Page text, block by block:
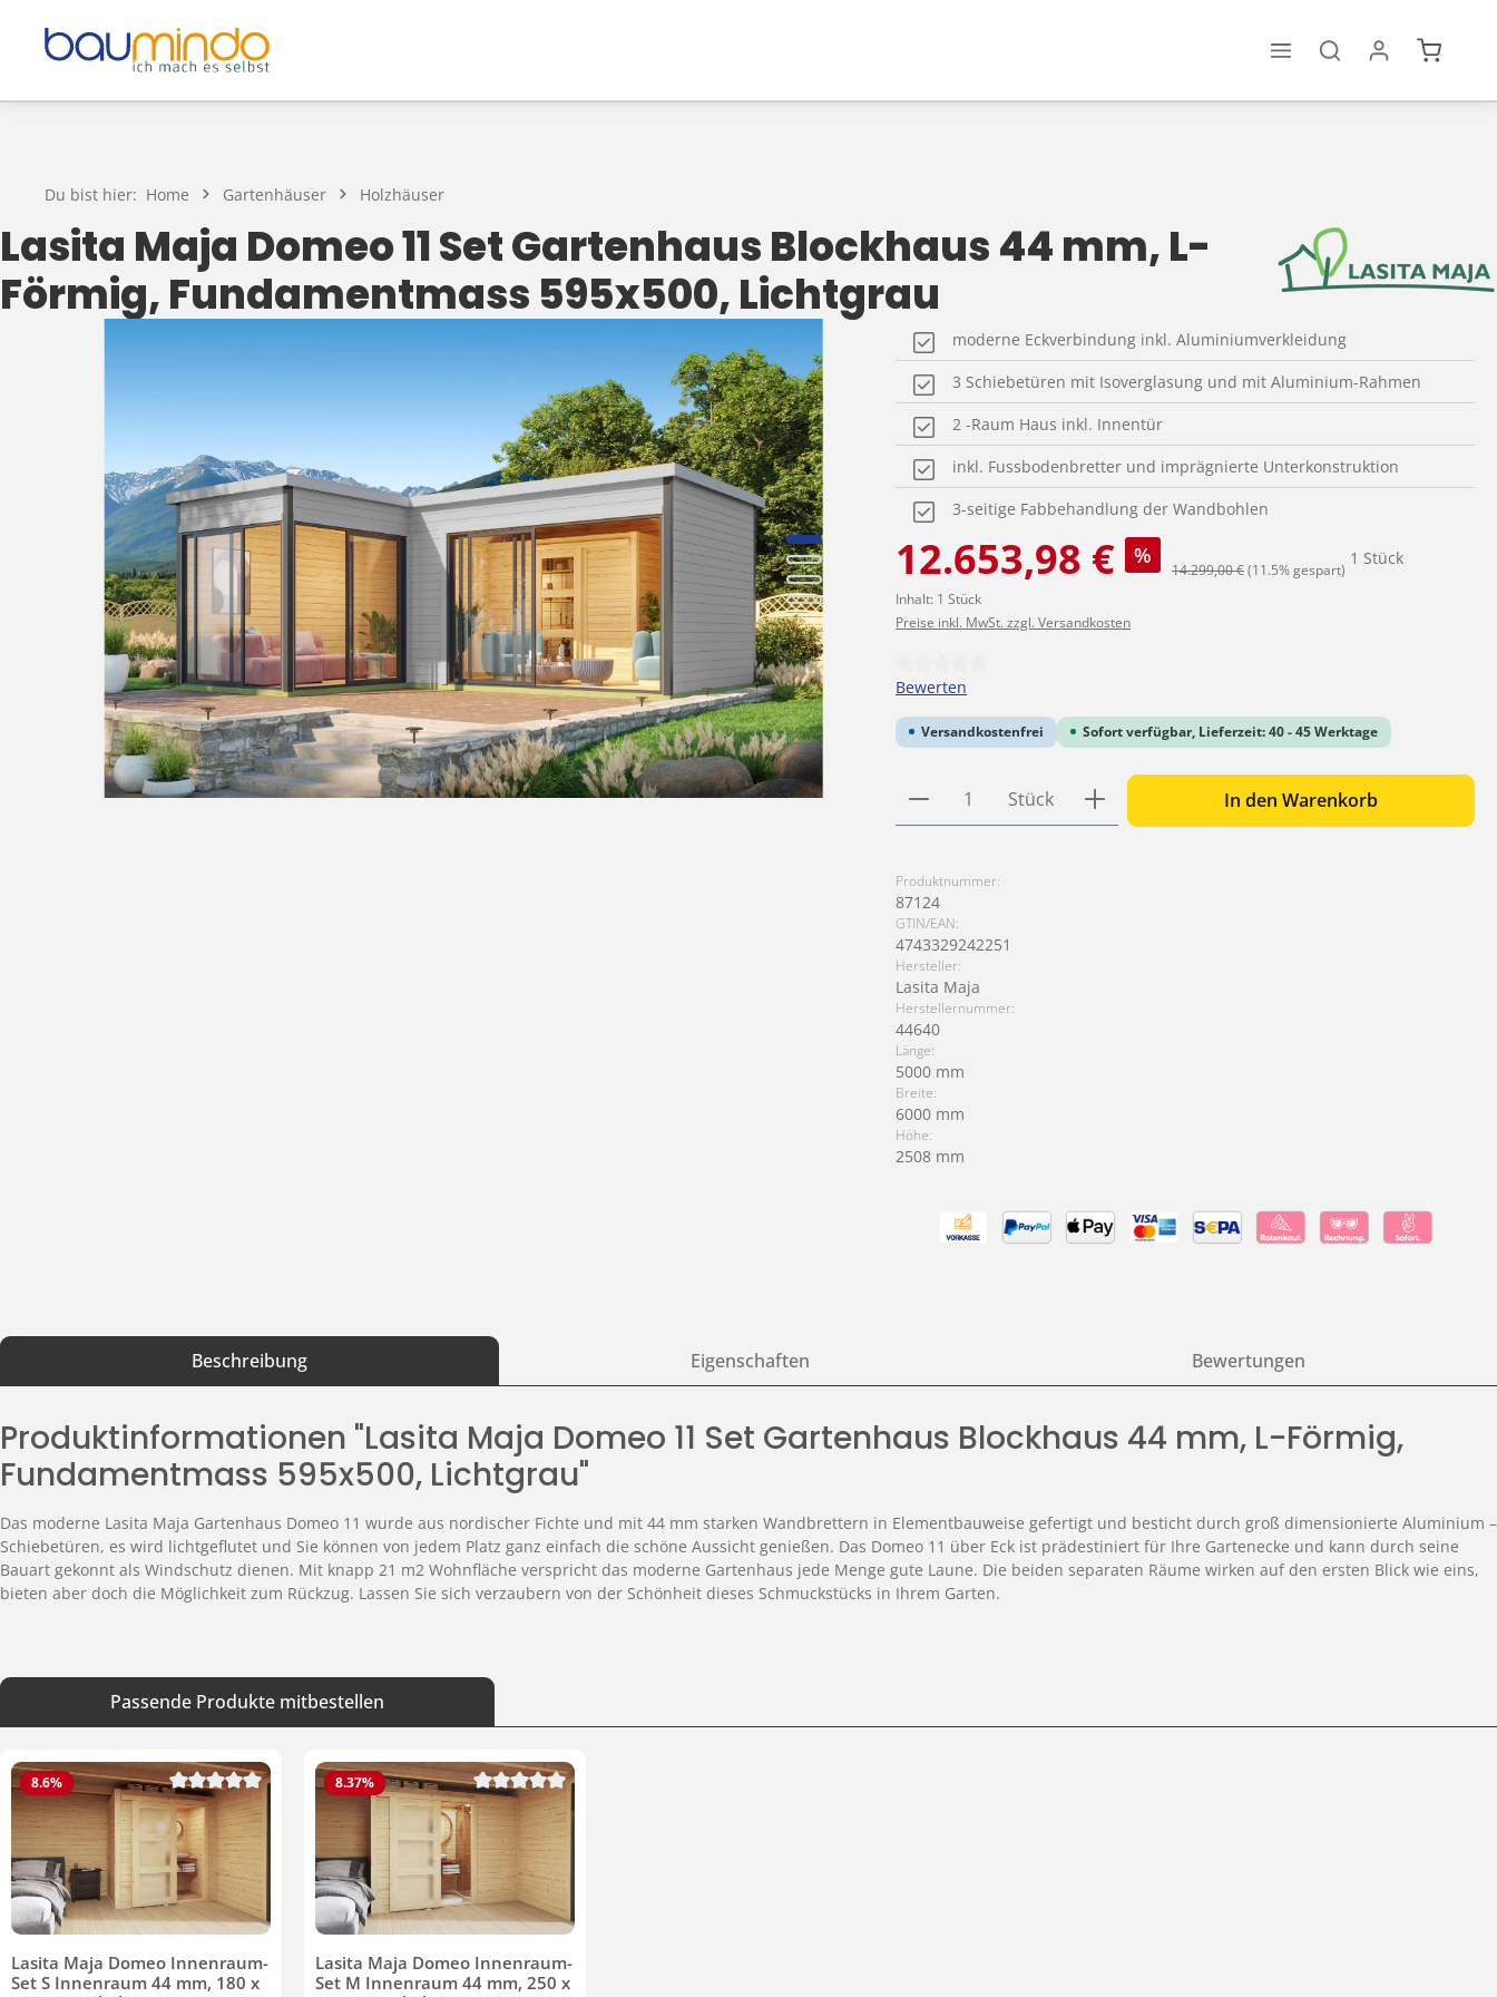
Zum Hauptinhalt springen
Du bist hier: Home Gartenhäuser Holzhäuser
Lasita Maja Domeo 11 Set Gartenhaus Blockhaus 44 mm, L-
Förmig, Fundamentmass 595x500, Lichtgrau
moderne Eckverbindung inkl. Aluminiumverkleidung
3 Schiebetüren mit Isoverglasung und mit Aluminium-Rahmen
2 -Raum Haus inkl. Innentür
inkl. Fussbodenbretter und imprägnierte Unterkonstruktion
3-seitige Fabbehandlung der Wandbohlen
Verkaufspreis:
12.653,98 € %
Regulärer Preis:
14.299,00 €(11.5% gespart)
1 Stück
Inhalt: 1 Stück
Preise inkl. MwSt. zzgl. Versandkosten
Durchschnittliche Bewertung von 0 von 5 Sternen
Bewerten
Versandkostenfrei Sofort verfügbar, Lieferzeit: 40 - 45 Werktage
Produkt Anzahl: Gib den gewünschten Wert
Stück In den Warenkorb
Produktnummer:
87124
GTIN/EAN:
4743329242251
Hersteller:
Lasita Maja
Herstellernummer:
44640
Länge:
5000 mm
Breite:
6000 mm
Höhe:
2508 mm
Beschreibung Eigenschaften Bewertungen
Produktinformationen "Lasita Maja Domeo 11 Set Gartenhaus Blockhaus 44 mm, L-Förmig,
Fundamentmass 595x500, Lichtgrau"
Das moderne Lasita Maja Gartenhaus Domeo 11 wurde aus nordischer Fichte und mit 44 mm starken Wandbrettern in Elementbauweise gefertigt und besticht durch groß dimensionierte Aluminium –
Schiebetüren, es wird lichtgeflutet und Sie können von jedem Platz ganz einfach die schöne Aussicht genießen. Das Domeo 11 über Eck ist prädestiniert für Ihre Gartenecke und kann durch seine
Bauart gekonnt als Windschutz dienen. Mit knapp 21 m2 Wohnfläche verspricht das moderne Gartenhaus jede Menge gute Laune. Die beiden separaten Räume wirken auf den ersten Blick wie eins,
bieten aber doch die Möglichkeit zum Rückzug. Lassen Sie sich verzaubern von der Schönheit dieses Schmuckstücks in Ihrem Garten.
Passende Produkte mitbestellen
Produktgalerie überspringen
8.6%
Durchschnittliche Bewertung von 0 von 5 Sternen
Lasita Maja Domeo Innenraum-
Set S Innenraum 44 mm, 180 x
8.37%
Durchschnittliche Bewertung von 0 von 5 Sternen
Lasita Maja Domeo Innenraum-
Set M Innenraum 44 mm, 250 x